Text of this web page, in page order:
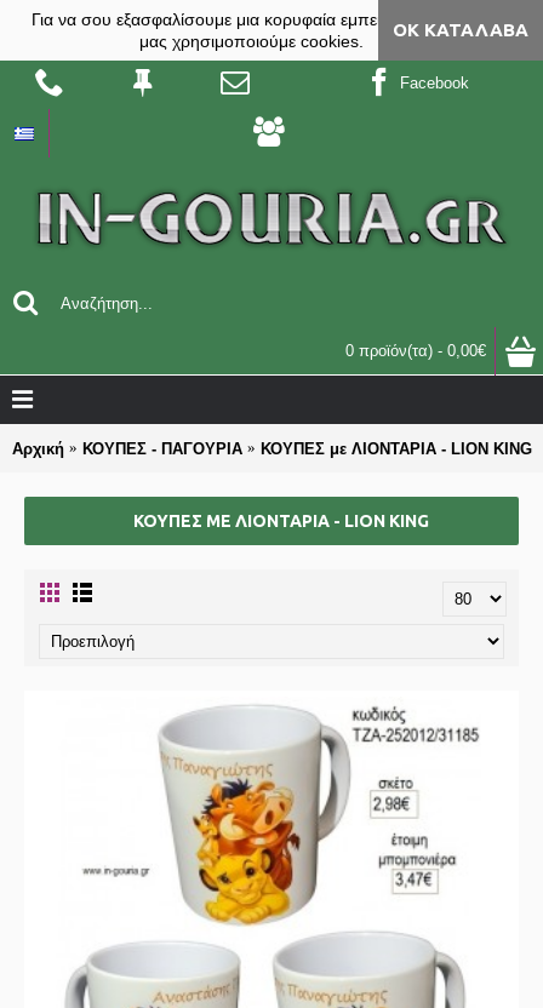
Για να σου εξασφαλίσουμε μια κορυφαία εμπειρία, στο site
μας χρησιμοποιούμε cookies.
ΟΚ ΚΑΤΆΛΑΒΑ
Facebook
0 προϊόν(τα) - 0,00€
Αρχική ΚΟΥΠΕΣ - ΠΑΓΟΥΡΙΑ ΚΟΥΠΕΣ με ΛΙΟΝΤΑΡΙΑ - LION KING
ΚΟΥΠΕΣ ΜΕ ΛΙΟΝΤΑΡΙΑ - LION KING